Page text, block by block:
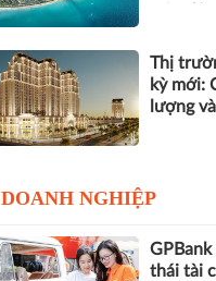
Thị
kỳ mới:
lượng
DOANH NGHIỆP
thái tài